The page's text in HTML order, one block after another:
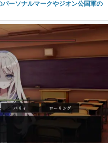
会話するソウルライク恋愛ゲーム
。返事に失敗すると「YOU